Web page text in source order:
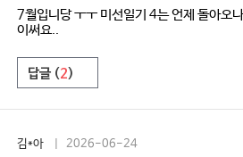
7월입니당 ㅜㅜ 미선일기 4는 언제 돌아오
이써요..
답글 (2)
김*아 | 2026-06-24